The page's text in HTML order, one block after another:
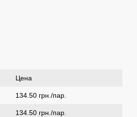
Цена
134.50 грн./пар.
134.50 грн./пар.